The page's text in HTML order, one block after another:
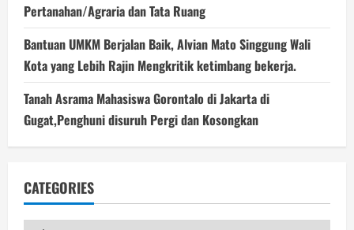
Pertanahan/Agraria dan Tata Ruang
Bantuan UMKM Berjalan Baik, Alvian Mato Singgung Wali
Kota yang Lebih Rajin Mengkritik ketimbang bekerja.
Tanah Asrama Mahasiswa Gorontalo di Jakarta di
Gugat,Penghuni disuruh Pergi dan Kosongkan
CATEGORIES